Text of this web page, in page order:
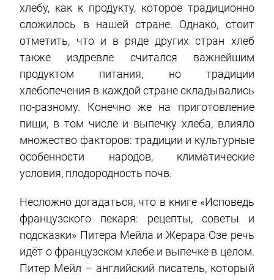
хлебу, как к продукту, которое традиционно
сложилось в нашей стране. Однако, стоит
отметить, что и в ряде других стран хлеб
также издревле считался важнейшим
продуктом питания, но традиции
хлебопечения в каждой стране складывались
по-разному. Конечно же на приготовление
пищи, в том числе и выпечку хлеба, влияло
множество факторов: традиции и культурные
особенности народов, климатические
условия, плодородность почв.
Несложно догадаться, что в книге «Исповедь
французского пекаря: рецепты, советы и
подсказки» Питера Мейла и Жерара Озе речь
идёт о французском хлебе и выпечке в целом.
Питер Мейл – английский писатель, который